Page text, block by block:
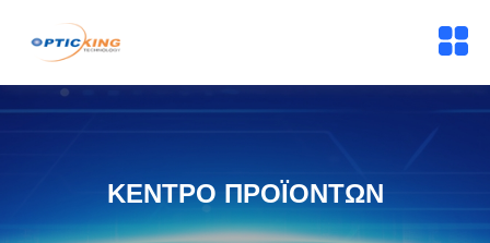
ΚΕΝΤΡΟ ΠΡΟΪΟΝΤΩΝ